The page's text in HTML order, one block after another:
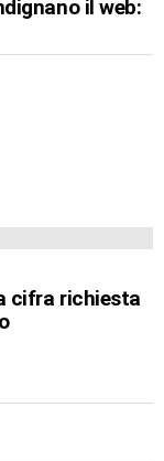
il web:
cifra richiesta